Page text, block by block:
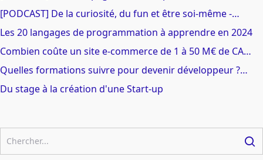
[PODCAST] De la curiosité, du fun et être soi-même -…
Les 20 langages de programmation à apprendre en 2024
Combien coûte un site e-commerce de 1 à 50 M€ de CA…
Quelles formations suivre pour devenir développeur ?…
Du stage à la création d'une Start-up